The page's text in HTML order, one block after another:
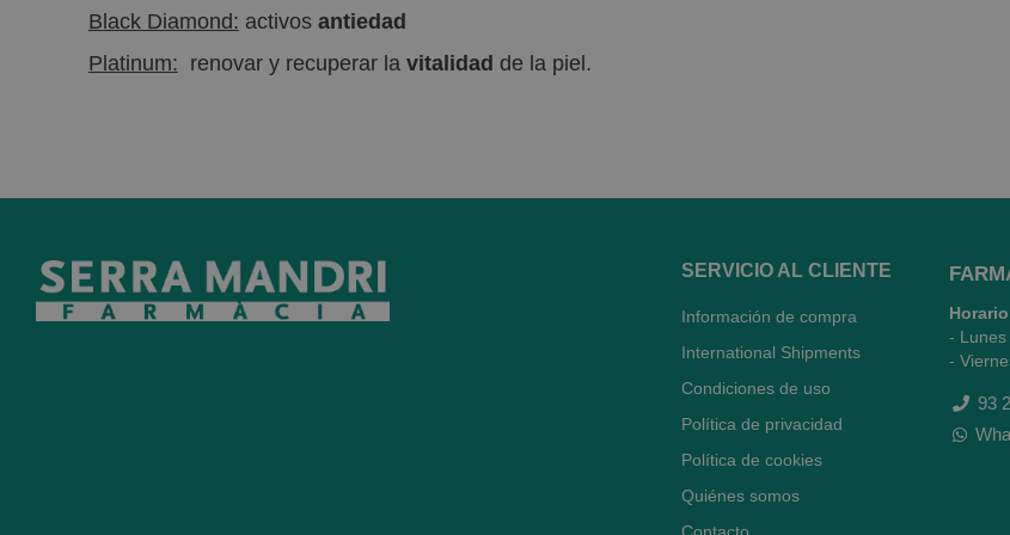
Black Diamond: activos antiedad
Platinum: renovar y recuperar la vitalidad de la piel.
SERVICIO AL CLIENTE
Información de compra
International Shipments
Condiciones de uso
Política de privacidad
Política de cookies
Quiénes somos
- Lunes
-
93